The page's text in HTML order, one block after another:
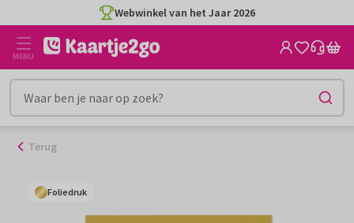
naar
inhoud
Webwinkel van het Jaar 2026
MENU
Terug
Foliedruk
Foliedruk
Foliedruk
Foliedruk
Foliedruk